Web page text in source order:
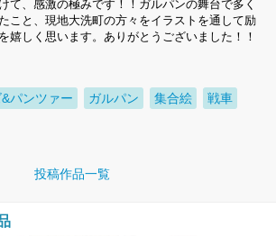
て、感激の極みです！！ガルパンの舞台で多く
こと、現地大洗町の方々をイラストを通して励
嬉しく思います。ありがとうございました！！
パンツァー ガルパン 集合絵
戦車
投稿作品一覧